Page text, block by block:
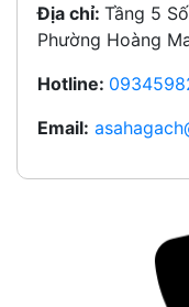
Địa chỉ: Tầng 5
Phường Hoàng
Hotline:
Email: